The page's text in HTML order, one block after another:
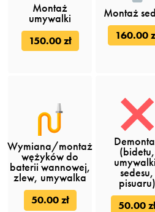
Montaż
umywalki
150.00 zł
Montaż
160.00
Wymiana/montaż
wężyków do
baterii wannowej,
zlew, umywalka
50.00 zł
(bidetu,
sedesu,
pisuaru)
50.00